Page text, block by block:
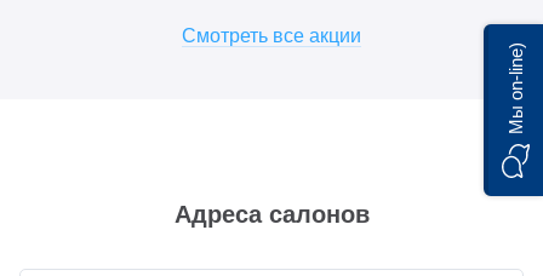
Смотреть все акции
Адреса салонов
Мы on-line)